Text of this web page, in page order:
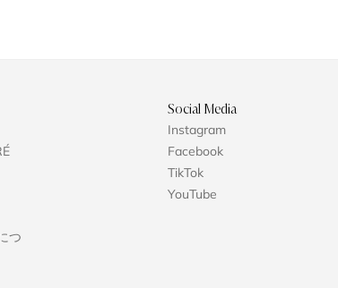
つ
Social Media
Instagram
Facebook
TikTok
YouTubeVIP専用の特典や新商品